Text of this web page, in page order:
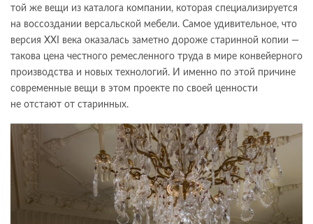
той же вещи из каталога компании, которая специализируется
на воссоздании версальской мебели. Самое удивительное, что
версия XXI века оказалась заметно дороже старинной копии —
такова цена честного ремесленного труда в мире конвейерного
производства и новых технологий. И именно по этой причине
современные вещи в этом проекте по своей ценности
не отстают от старинных.